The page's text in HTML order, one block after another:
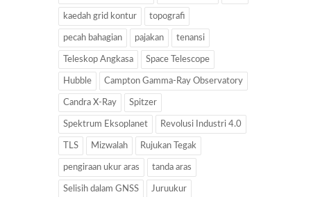
kaedah grid kontur topografi
pecah bahagian pajakan tenansi
Teleskop Angkasa Space Telescope
Hubble Campton Gamma-Ray Observatory
Candra X-Ray Spitzer
Spektrum Eksoplanet Revolusi Industri 4.0
TLS Mizwalah Rujukan Tegak
pengiraan ukur aras tanda aras
Selisih dalam GNSS Juruukur